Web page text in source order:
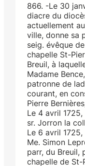
866. -Le 30
diacre du
actuellement
ville, donne sa
seig. évêque
chapelle St-
Breuil, à
Madame
patronne de
courant, en
Pierre
Le 4 avril
sr. Jorron la
Le 6 avril
Me. Simon
parr, du Breuil,
chapelle de St-